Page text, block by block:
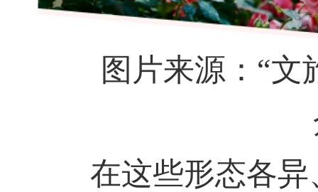
图片来源：“文旅
在这些形态各异